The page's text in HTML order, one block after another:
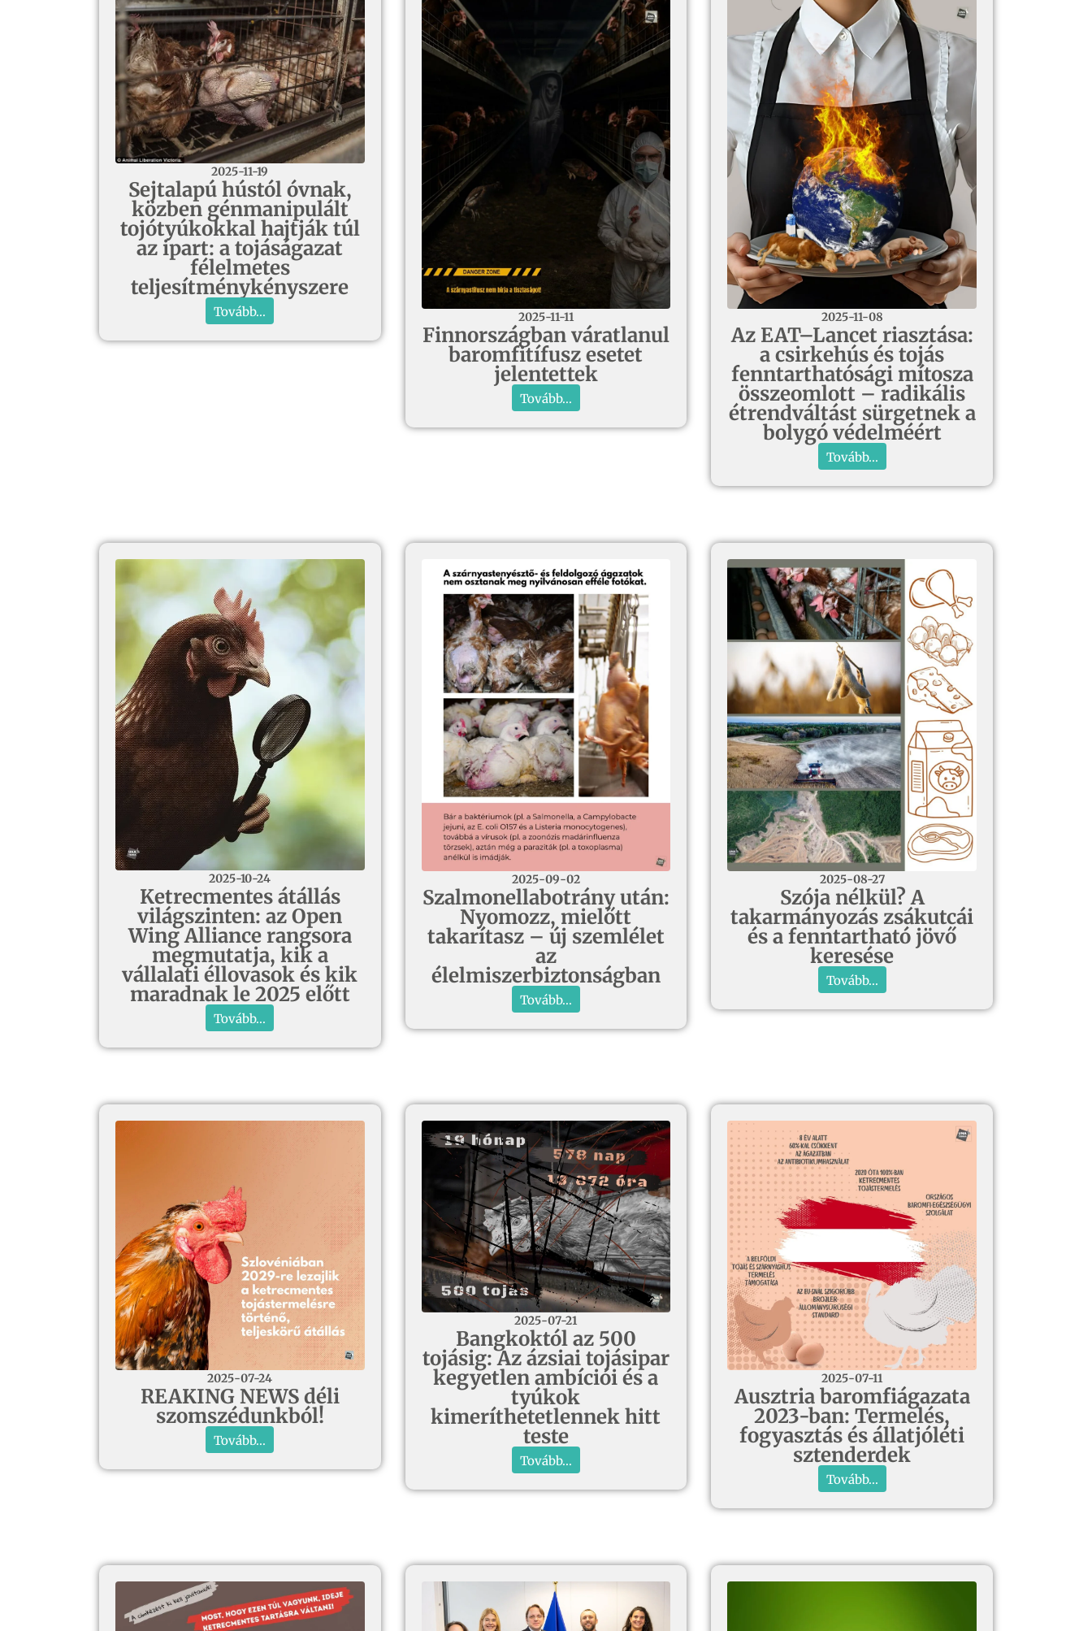
2025-11-19
Sejtalapú hústól óvnak,
közben génmanipulált
tojótyúkokkal hajtják túl
az ipart: a tojáságazat
félelmetes
teljesítménykényszere
Tovább... 2025-11-11
Finnországban váratlanul
baromfitífusz esetet
jelentettek
Tovább...
2025-11-08
Az EAT–Lancet riasztása:
a csirkehús és tojás
fenntarthatósági mítosza
összeomlott – radikális
étrendváltást sürgetnek a
bolygó védelméért
Tovább...
2025-10-24
Ketrecmentes átállás
világszinten: az Open
Wing Alliance rangsora
megmutatja, kik a
vállalati éllovasok és kik
maradnak le 2025 előtt
Tovább...
2025-09-02
Szalmonellabotrány után:
Nyomozz, mielőtt
takarítasz – új szemlélet
az
élelmiszerbiztonságban
Tovább...
2025-08-27
Szója nélkül? A
takarmányozás zsákutcái
és a fenntartható jövő
keresése
Tovább...
2025-07-24
REAKING NEWS déli
szomszédunkból!
Tovább...
2025-07-21
Bangkoktól az 500
tojásig: Az ázsiai tojásipar
kegyetlen ambíciói és a
tyúkok
kimeríthetetlennek hitt
teste
Tovább...
2025-07-11
Ausztria baromfiágazata
2023-ban: Termelés,
fogyasztás és állatjóléti
sztenderdek
Tovább...